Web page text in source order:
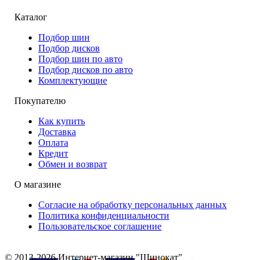
Каталог
Подбор шин
Подбор дисков
Подбор шин по авто
Подбор дисков по авто
Комплектующие
Покупателю
Как купить
Доставка
Оплата
Кредит
Обмен и возврат
О магазине
Согласие на обработку персональных данных
Политика конфиденциальности
Пользовательское соглашение
© 2013-2026 Интернет-магазин "Шинокат"